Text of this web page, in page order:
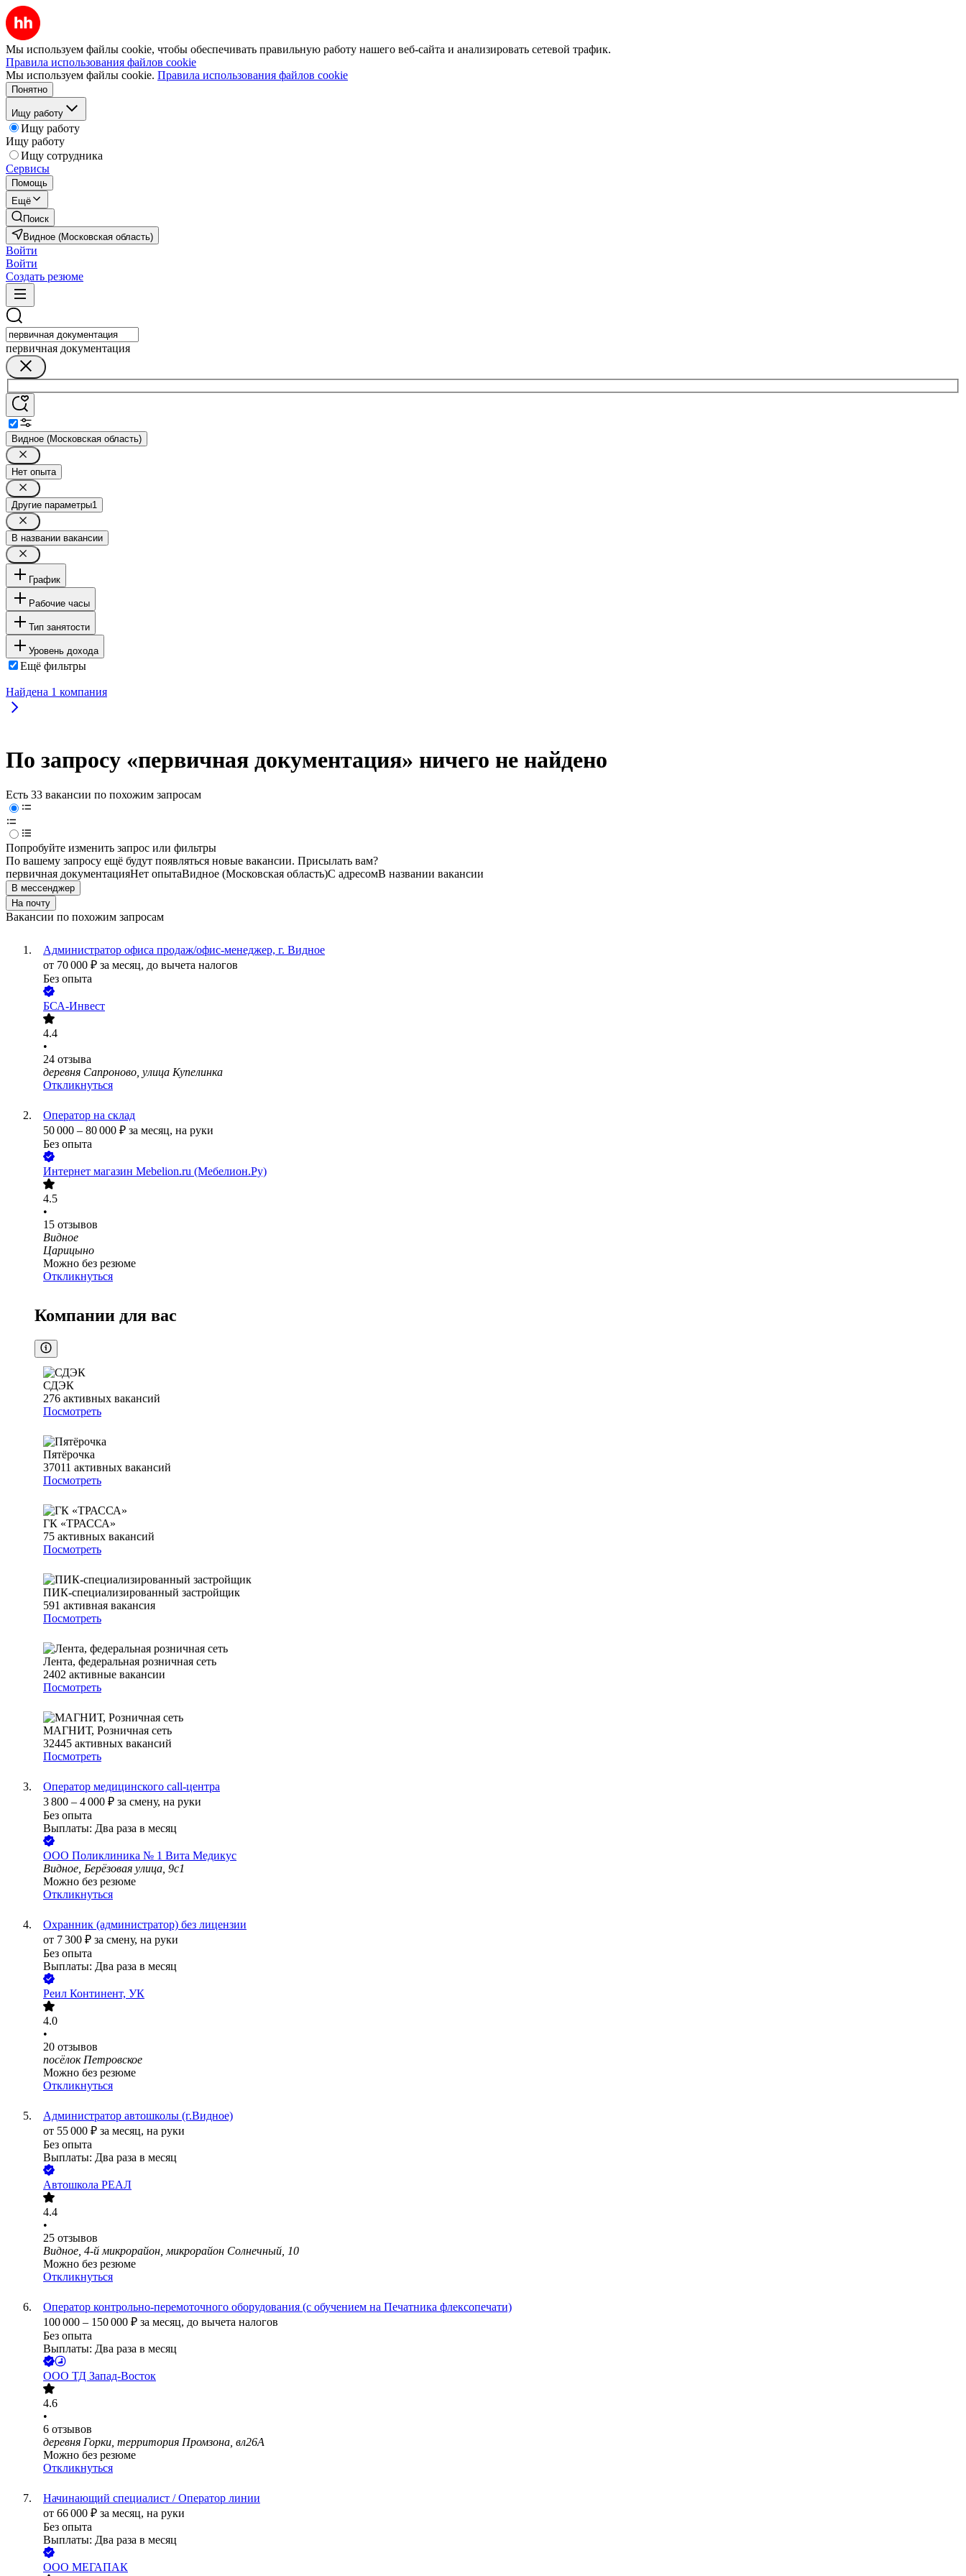
Мы используем файлы cookie, чтобы обеспечивать правильную работу нашего веб-сайта и анализировать сетевой трафик.
Правила использования файлов cookie
Мы используем файлы cookie. Правила использования файлов cookie
Понятно
Ищу работу
Ищу работу
Ищу работу
Ищу сотрудника
Сервисы
Помощь
Ещё
Поиск
Видное (Московская область)
Войти
Войти
Создать резюме
первичная документация
Видное (Московская область)
Нет опыта
Другие параметры1
В названии вакансии
График
Рабочие часы
Тип занятости
Уровень дохода
Ещё фильтры
Найдена 1 компания
По запросу «первичная документация» ничего не найдено
Есть 33 вакансии по похожим запросам
Попробуйте изменить запрос или фильтры
По вашему запросу ещё будут появляться новые вакансии. Присылать вам?
первичная документацияНет опытаВидное (Московская область)С адресомВ названии вакансии
В мессенджер
На почту
Вакансии по похожим запросам
Администратор офиса продаж/офис-менеджер, г. Видное
от 70 000 ₽ за месяц, до вычета налогов
Без опыта
БСА-Инвест
4.4
•
24 отзыва
деревня Сапроново, улица Купелинка
Откликнуться
Оператор на склад
50 000 – 80 000 ₽ за месяц, на руки
Без опыта
Интернет магазин Mebelion.ru (Мебелион.Ру)
4.5
•
15 отзывов
Видное
Царицыно
Можно без резюме
Откликнуться
Компании для вас
СДЭК
276 активных вакансий
Посмотреть
Пятёрочка
37011 активных вакансий
Посмотреть
ГК «ТРАССА»
75 активных вакансий
Посмотреть
ПИК-специализированный застройщик
591 активная вакансия
Посмотреть
Лента, федеральная розничная сеть
2402 активные вакансии
Посмотреть
МАГНИТ, Розничная сеть
32445 активных вакансий
Посмотреть
Оператор медицинского call-центра
3 800 – 4 000 ₽ за смену, на руки
Без опыта
Выплаты: Два раза в месяц
ООО Поликлиника № 1 Вита Медикус
Видное, Берёзовая улица, 9с1
Можно без резюме
Откликнуться
Охранник (администратор) без лицензии
от 7 300 ₽ за смену, на руки
Без опыта
Выплаты: Два раза в месяц
Реил Континент, УК
4.0
•
20 отзывов
посёлок Петровское
Можно без резюме
Откликнуться
Администратор автошколы (г.Видное)
от 55 000 ₽ за месяц, на руки
Без опыта
Выплаты: Два раза в месяц
Автошкола РЕАЛ
4.4
•
25 отзывов
Видное, 4-й микрорайон, микрорайон Солнечный, 10
Можно без резюме
Откликнуться
Оператор контрольно-перемоточного оборудования (с обучением на Печатника флексопечати)
100 000 – 150 000 ₽ за месяц, до вычета налогов
Без опыта
Выплаты: Два раза в месяц
ООО ТД Запад-Восток
4.6
•
6 отзывов
деревня Горки, территория Промзона, вл26А
Можно без резюме
Откликнуться
Начинающий специалист / Оператор линии
от 66 000 ₽ за месяц, на руки
Без опыта
Выплаты: Два раза в месяц
ООО МЕГАПАК